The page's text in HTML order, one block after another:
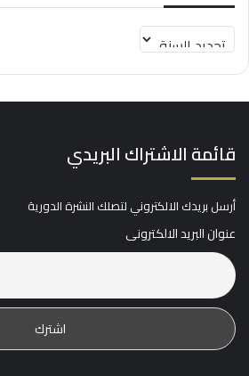
قائمة الاشتراك البريدي
أرسل بريدك الالكتروني لتصلك النشرة الدورية
عنوان البريد الالكترونى